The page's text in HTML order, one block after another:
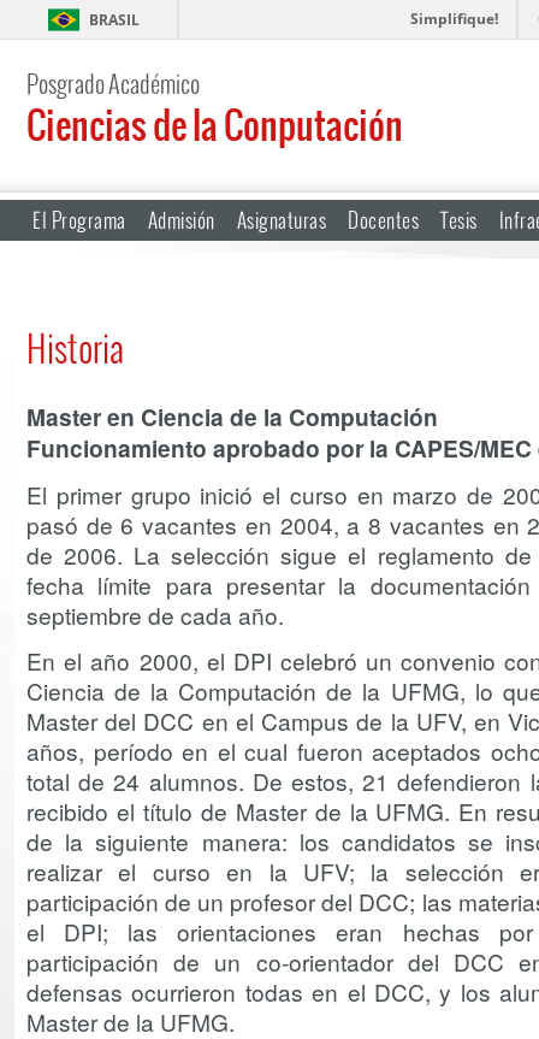
BRASIL Simplifique!
Posgrado Académico
Ciencias de la Conputación
El Programa Admisión Asignaturas Docentes Tesis
Historia
Master en Ciencia de la Computación
Funcionamiento aprobado por la CAPES/MEC
El primer grupo inició el curso en marzo de
pasó de 6 vacantes en 2004, a 8 vacantes en
de 2006. La selección sigue el reglamento
fecha límite para presentar la
septiembre de cada año.
En el año 2000, el DPI celebró un convenio
Ciencia de la Computación de la UFMG, lo
Master del DCC en el Campus de la UFV, en
años, período en el cual fueron aceptados
total de 24 alumnos. De estos, 21 defendieron
recibido el título de Master de la UFMG. En
de la siguiente manera: los candidatos se
realizar el curso en la UFV; la selección
participación de un profesor del DCC; las
el DPI; las orientaciones eran hechas
participación de un co-orientador del DCC
defensas ocurrieron todas en el DCC, y los
Master de la UFMG.